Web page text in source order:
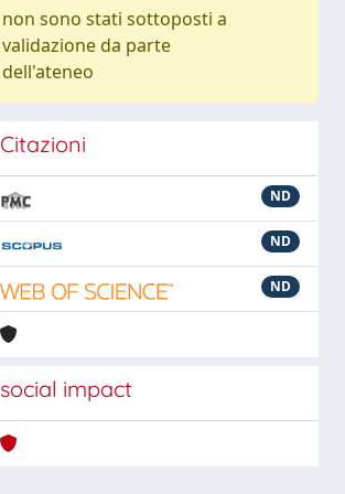
non sono stati sottoposti a
validazione da parte
dell'ateneo
Citazioni
ND
ND
ND
social impact